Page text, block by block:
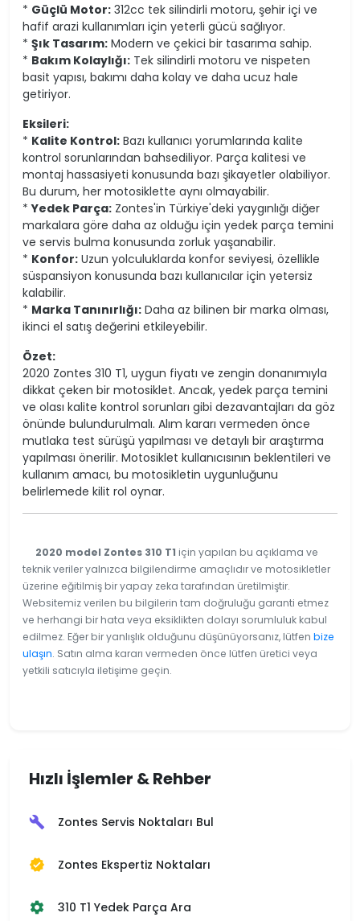
* Güçlü Motor: 312cc tek silindirli motoru, şehir içi ve
hafif arazi kullanımları için yeterli gücü sağlıyor.
* Şık Tasarım: Modern ve çekici bir tasarıma sahip.
* Bakım Kolaylığı: Tek silindirli motoru ve nispeten
basit yapısı, bakımı daha kolay ve daha ucuz hale
getiriyor.
Eksileri:
* Kalite Kontrol: Bazı kullanıcı yorumlarında kalite
kontrol sorunlarından bahsediliyor. Parça kalitesi ve
montaj hassasiyeti konusunda bazı şikayetler olabiliyor.
Bu durum, her motosiklette aynı olmayabilir.
*Yedek Parça: Zontes'in Türkiye'deki yaygınlığı diğer
markalara göre daha az olduğu için yedek parça temini
ve servis bulma konusunda zorluk yaşanabilir.
* Konfor: Uzun yolculuklarda konfor seviyesi, özellikle
süspansiyon konusunda bazı kullanıcılar için yetersiz
kalabilir.
* Marka Tanınırlığı: Daha az bilinen bir marka olması,
ikinci el satış değerini etkileyebilir.
Özet:
2020 Zontes 310 T1, uygun fiyatı ve zengin donanımıyla
dikkat çeken bir motosiklet. Ancak, yedek parça temini
ve olası kalite kontrol sorunları gibi dezavantajları da göz
önünde bulundurulmalı. Alım kararı vermeden önce
mutlaka test sürüşü yapılması ve detaylı bir araştırma
yapılması önerilir. Motosiklet kullanıcısının beklentileri ve
kullanım amacı, bu motosikletin uygunluğunu
belirlemede kilit rol oynar.
2020 model Zontes 310 T1 için yapılan bu açıklama ve
teknik veriler yalnızca bilgilendirme amaçlıdır ve motosikletler
üzerine eğitilmiş bir yapay zeka tarafından üretilmiştir.
Websitemiz verilen bu bilgilerin tam doğruluğu garanti etmez
ve herhangi bir hata veya eksiklikten dolayı sorumluluk kabul
edilmez. Eğer bir yanlışlık olduğunu düşünüyorsanız, lütfen bize
ulaşın. Satın alma kararı vermeden önce lütfen üretici veya
yetkili satıcıyla iletişime geçin.
Hızlı İşlemler & Rehber
build Zontes Servis Noktaları Bul
verified Zontes Ekspertiz Noktaları
settings 310 T1 Yedek Parça Ara